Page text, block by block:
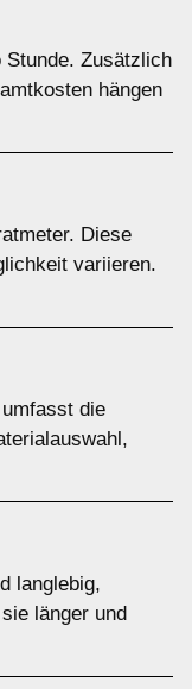
Stunde. Zusätzlich
hängen
Diese
variieren.
die
langlebig,
länger und